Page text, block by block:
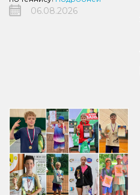
06.08.2026